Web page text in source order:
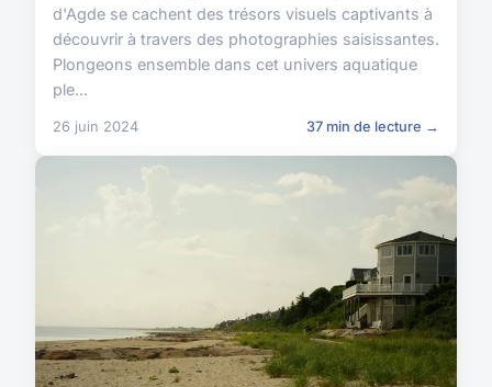
d'Agde se cachent des trésors visuels captivants à
découvrir à travers des photographies saisissantes.
Plongeons ensemble dans cet univers aquatique
ple...
26 juin 2024 37 min de lecture →